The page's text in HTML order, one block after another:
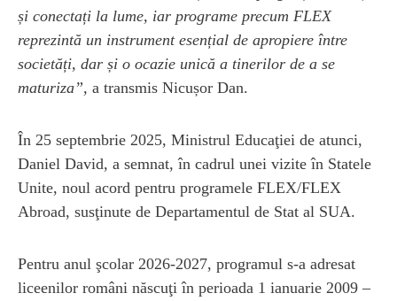
și conectați la lume, iar programe precum FLEX
reprezintă un instrument esențial de apropiere între
societăți, dar și o ocazie unică a tinerilor de a se
maturiza”, a transmis Nicușor Dan.
În 25 septembrie 2025, Ministrul Educaţiei de atunci,
Daniel David, a semnat, în cadrul unei vizite în Statele
Unite, noul acord pentru programele FLEX/FLEX
Abroad, susţinute de Departamentul de Stat al SUA.
Pentru anul şcolar 2026-2027, programul s-a adresat
liceenilor români născuţi în perioada 1 ianuarie 2009 –